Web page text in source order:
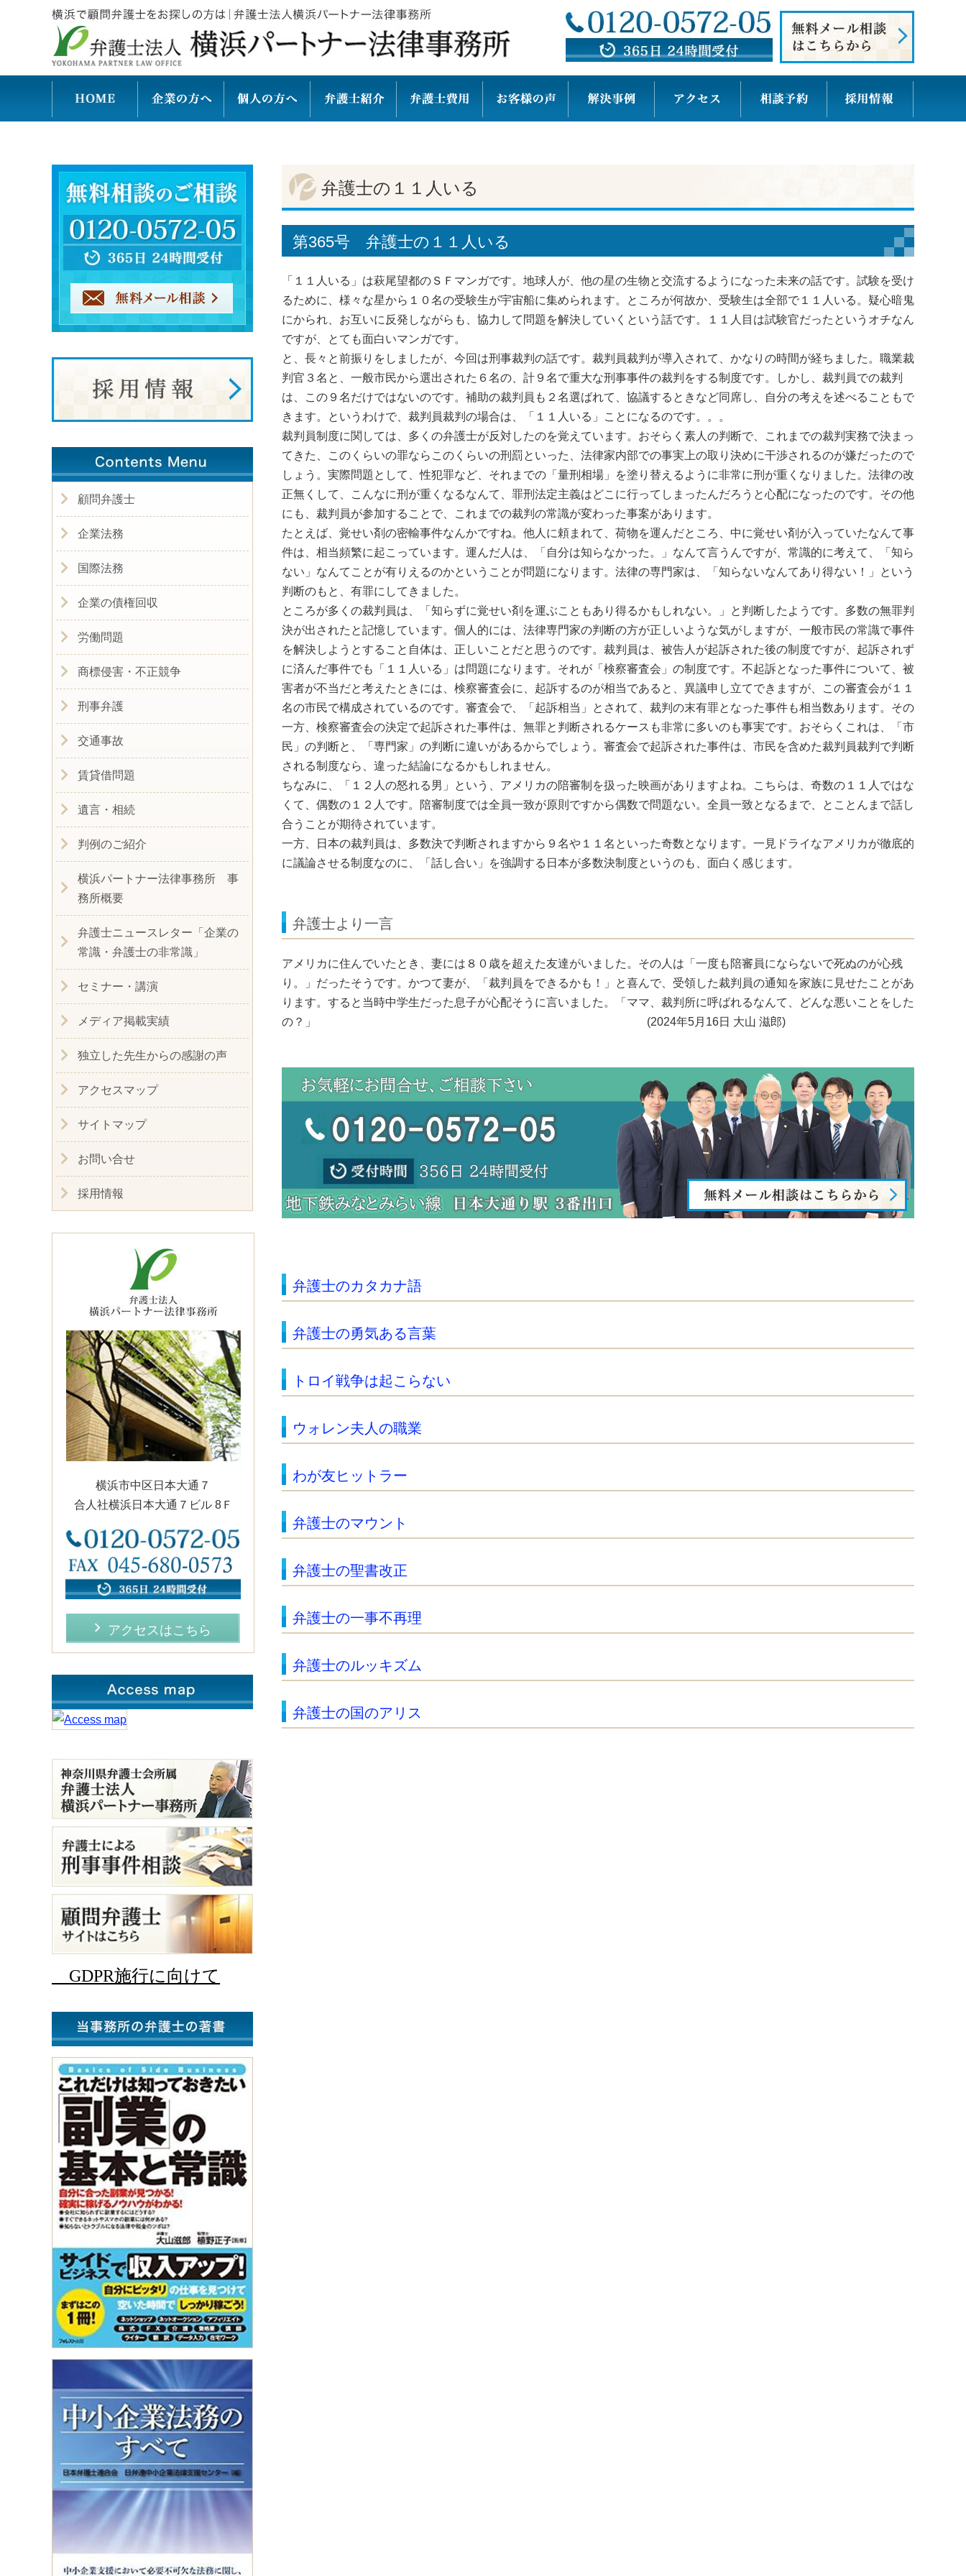
弁護士の１１人いる
第365号 弁護士の１１人いる
「１１人いる」は萩尾望都のＳＦマンガです。地球人が、他の星の生物と交流するようになった未来の話です。試験を受け
るために、様々な星から１０名の受験生が宇宙船に集められます。ところが何故か、受験生は全部で１１人いる。疑心暗鬼
にかられ、お互いに反発しながらも、協力して問題を解決していくという話です。１１人目は試験官だったというオチなん
ですが、とても面白いマンガです。
と、長々と前振りをしましたが、今回は刑事裁判の話です。裁判員裁判が導入されて、かなりの時間が経ちました。職業裁
判官３名と、一般市民から選出された６名の、計９名で重大な刑事事件の裁判をする制度です。しかし、裁判員での裁判
は、この９名だけではないのです。補助の裁判員も２名選ばれて、協議するときなど同席し、自分の考えを述べることもで
きます。というわけで、裁判員裁判の場合は、「１１人いる」ことになるのです。。。
裁判員制度に関しては、多くの弁護士が反対したのを覚えています。おそらく素人の判断で、これまでの裁判実務で決まっ
てきた、このくらいの罪ならこのくらいの刑罰といった、法律家内部での事実上の取り決めに干渉されるのが嫌だったので
しょう。実際問題として、性犯罪など、それまでの「量刑相場」を塗り替えるように非常に刑が重くなりました。法律の改
正無くして、こんなに刑が重くなるなんて、罪刑法定主義はどこに行ってしまったんだろうと心配になったのです。その他
にも、裁判員が参加することで、これまでの裁判の常識が変わった事案があります。
たとえば、覚せい剤の密輸事件なんかですね。他人に頼まれて、荷物を運んだところ、中に覚せい剤が入っていたなんて事
件は、相当頻繁に起こっています。運んだ人は、「自分は知らなかった。」なんて言うんですが、常識的に考えて、「知ら
ない」なんてことが有りえるのかということが問題になります。法律の専門家は、「知らないなんてあり得ない！」という
判断のもと、有罪にしてきました。
ところが多くの裁判員は、「知らずに覚せい剤を運ぶこともあり得るかもしれない。」と判断したようです。多数の無罪判
決が出されたと記憶しています。個人的には、法律専門家の判断の方が正しいような気がしますが、一般市民の常識で事件
を解決しようとすること自体は、正しいことだと思うのです。裁判員は、被告人が起訴された後の制度ですが、起訴されず
に済んだ事件でも「１１人いる」は問題になります。それが「検察審査会」の制度です。不起訴となった事件について、被
害者が不当だと考えたときには、検察審査会に、起訴するのが相当であると、異議申し立てできますが、この審査会が１１
名の市民で構成されているのです。審査会で、「起訴相当」とされて、裁判の末有罪となった事件も相当数あります。その
一方、検察審査会の決定で起訴された事件は、無罪と判断されるケースも非常に多いのも事実です。おそらくこれは、「市
民」の判断と、「専門家」の判断に違いがあるからでしょう。審査会で起訴された事件は、市民を含めた裁判員裁判で判断
される制度なら、違った結論になるかもしれません。
ちなみに、「１２人の怒れる男」という、アメリカの陪審制を扱った映画がありますよね。こちらは、奇数の１１人ではな
くて、偶数の１２人です。陪審制度では全員一致が原則ですから偶数で問題ない。全員一致となるまで、とことんまで話し
合うことが期待されています。
一方、日本の裁判員は、多数決で判断されますから９名や１１名といった奇数となります。一見ドライなアメリカが徹底的
に議論させる制度なのに、「話し合い」を強調する日本が多数決制度というのも、面白く感じます。
弁護士より一言
アメリカに住んでいたとき、妻には８０歳を超えた友達がいました。その人は「一度も陪審員にならないで死ぬのが心残
り。」だったそうです。かつて妻が、「裁判員をできるかも！」と喜んで、受領した裁判員の通知を家族に見せたことがあ
ります。すると当時中学生だった息子が心配そうに言いました。「ママ、裁判所に呼ばれるなんて、どんな悪いことをした
の？」 (2024年5月16日 大山 滋郎)
弁護士のカタカナ語
弁護士の勇気ある言葉
トロイ戦争は起こらない
ウォレン夫人の職業
わが友ヒットラー
弁護士のマウント
弁護士の聖書改正
弁護士の一事不再理
弁護士のルッキズム
弁護士の国のアリス
顧問弁護士
企業法務
国際法務
企業の債権回収
労働問題
商標侵害・不正競争
刑事弁護
交通事故
賃貸借問題
遺言・相続
判例のご紹介
横浜パートナー法律事務所 事
務所概要
弁護士ニュースレター「企業の
常識・弁護士の非常識」
セミナー・講演
メディア掲載実績
独立した先生からの感謝の声
アクセスマップ
サイトマップ
お問い合せ
採用情報
横浜市中区日本大通７
合人社横浜日本大通７ビル 8Ｆ
アクセスはこちら
GDPR施行に向けて